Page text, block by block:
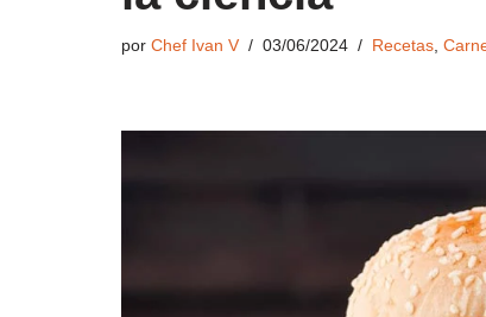
por Chef Ivan V 03/06/2024 Recetas